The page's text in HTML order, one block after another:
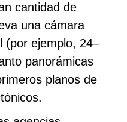
cantidad de
una cámara
(por ejemplo, 24–
panorámicas
planos de